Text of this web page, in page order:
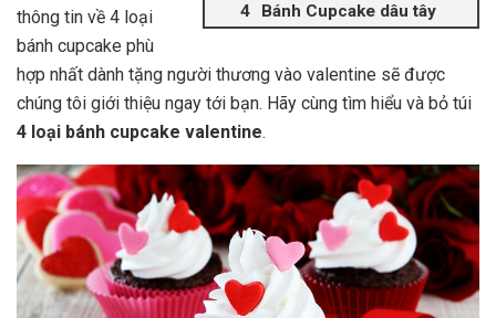
Bánh Cupcake dâu tây
thông tin về 4 loại
bánh cupcake phù
hợp nhất dành tặng người thương vào valentine sẽ được
chúng tôi giới thiệu ngay tới bạn. Hãy cùng tìm hiểu và bỏ túi
4 loại bánh cupcake valentine.